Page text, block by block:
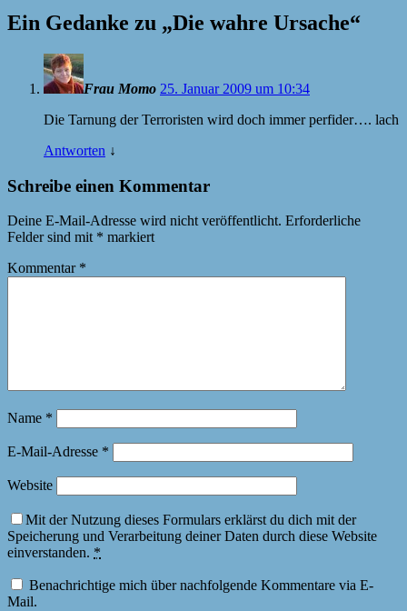
Ein Gedanke zu „Die wahre Ursache“
Frau Momo 25. Januar 2009 um 10:34
Die Tarnung der Terroristen wird doch immer perfider…. lach
Antworten ↓
Schreibe einen Kommentar
Deine E-Mail-Adresse wird nicht veröffentlicht. Erforderliche
Felder sind mit * markiert
Kommentar *
Name *
E-Mail-Adresse *
Website
Mit der Nutzung dieses Formulars erklärst du dich mit der
Speicherung und Verarbeitung deiner Daten durch diese Website
einverstanden. *
Benachrichtige mich über nachfolgende Kommentare via E-
Mail.